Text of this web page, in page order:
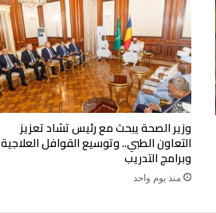
وزير الصحة يبحث مع رئيس تشاد تعزيز
التعاون الطبي.. وتوسيع القوافل العلاجية
وبرامج التدريب
منذ يوم واحد